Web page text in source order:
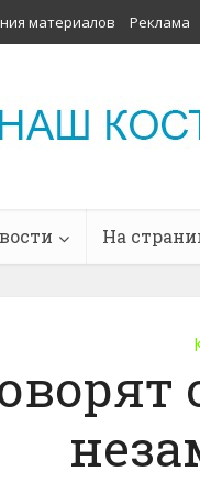
материалов Реклама
На